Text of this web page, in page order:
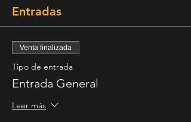
Entradas
Venta finalizada
Tipo de entrada
Entrada General
Leer más